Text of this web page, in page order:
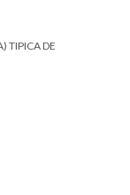
TIPICA DE